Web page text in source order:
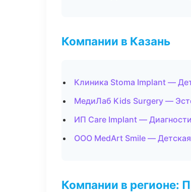
Компании в Казань
Клиника Stoma Implant —
МедиЛаб Kids Surgery —
ИП Care Implant —
ООО MedArt Smile —
Компании в регионе: